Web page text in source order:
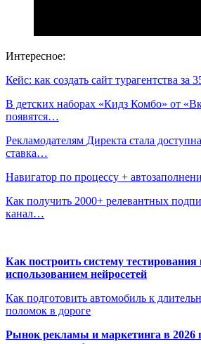
Интересное:
Кейс: как создать сайт турагентства
В детских наборах «Кидз Комбо» от
появятся…
Рекламодателям Директа стала
ставка…
Навигатор по процессу +
Как получить 2000+ релевантных
канал…
Как построить систему тестирования
использованием нейросетей
Как подготовить автомобиль к
поломок в дороге
Рынок рекламы и маркетинга в 2026